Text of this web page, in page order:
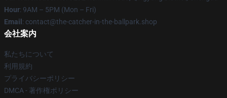
Hour: 9AM – 5PM (Mon – Fri)
Email : contact@the-catcher-in-the-ballpark.shop
会社案内
私たちについて
利用規約
プライバシーポリシー
DMCA - 著作権ポリシー